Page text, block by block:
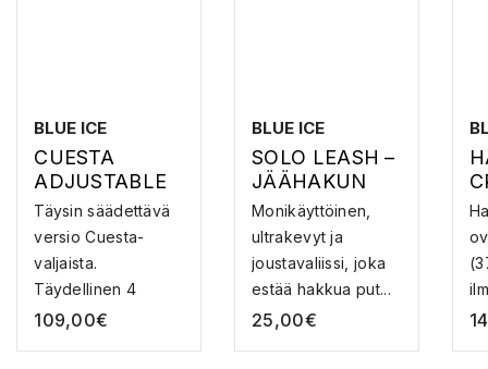
BLUE ICE
CUESTA
ADJUSTABLE
HARNESS –
KIIPEILYVALJA
AT
Täysin säädettävä
versio Cuesta-
valjaista.
Täydellinen 4
vuodenajan...
109,00€
BLUE ICE
SOLO LEASH –
JÄÄHAKUN
LIISSI
Monikäyttöinen,
ultrakevyt ja
joustavaliissi, joka
estää hakkua put...
25,00€